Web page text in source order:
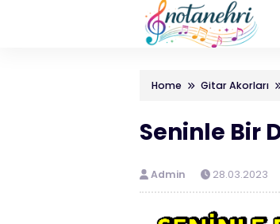
Home Gitar Akorları
Seninle Bir
Admin 28.03.2023